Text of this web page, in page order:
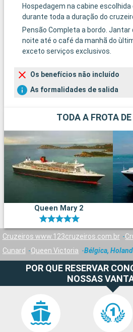
Hospedagem na cabine
durante toda a duração do
Pensão Completa a bordo. Jantar
noite até o café da manhã do
exceto serviços exclusivos.
Os benefícios não incluído
As formalidades de salida
TODA A FROTA
Queen Mary 2
Cruzeiros www.123cruzeiros.com.br
Cunard
Queen Victoria Bélgica,
POR QUE RESERVAR
NOSSAS